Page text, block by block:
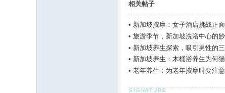
相关帖子
• 新加坡按摩：女子酒店挑战正
• 旅游季节，新加坡洗浴中心的
• 新加坡养生探索，吸引男性的
• 新加坡养生：木桶浴养生为何
• 老年养生：为老年按摩时要注